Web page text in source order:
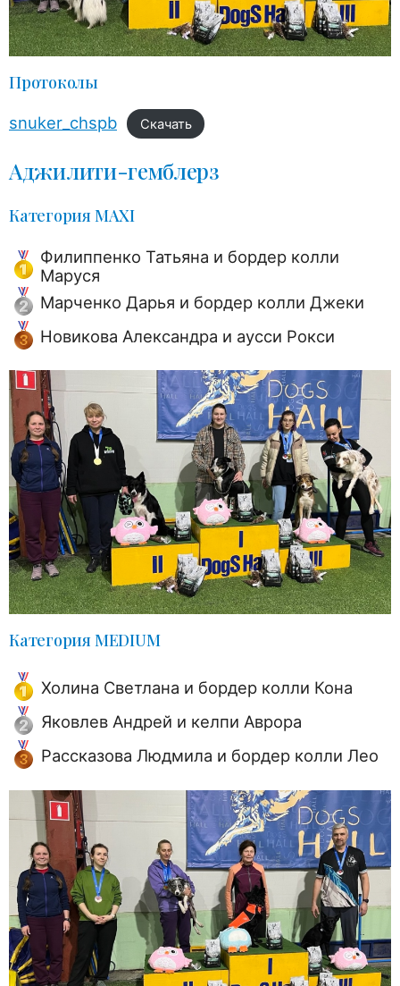
Протоколы
snuker_chspb Скачать
Аджилити-гемблерз
Категория MAXI
Филиппенко Татьяна и бордер колли
Маруся
Марченко Дарья и бордер колли Джеки
Новикова Александра и аусси Рокси
Категория MEDIUM
Холина Светлана и бордер колли Кона
Яковлев Андрей и келпи Аврора
Рассказова Людмила и бордер колли Лео